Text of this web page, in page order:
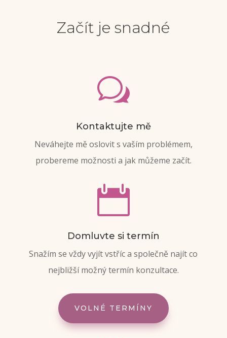
Začít je snadné
w
Kontaktujte mě
Neváhejte mě oslovit s vaším problémem,
probereme možnosti a jak můžeme začít.

Domluvte si termín
Snažím se vždy vyjít vstříc a společně najít co
nejbližší možný termín konzultace.
VOLNÉ TERMÍNY